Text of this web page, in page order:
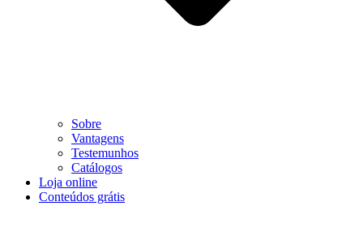
Sobre
Vantagens
Testemunhos
Catálogos
Loja online
Conteúdos grátis